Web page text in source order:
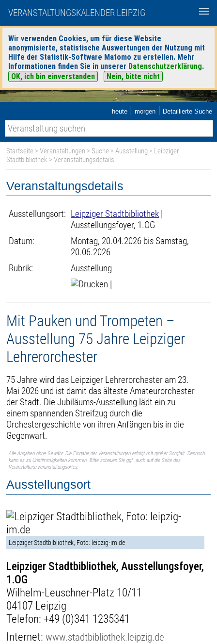
VERANSTALTUNGSKALENDER LEIPZIG
Wir verwenden Cookies, um für diese Website
anonymisierte, statistische Auswertungen der Nutzung mit
Hilfe der Statistik-Software Matomo zu erstellen. Mehr
Informationen finden Sie in unserer Datenschutzerklärung.
OK, ich bin einverstanden
Nein, bitte nicht
heute | morgen | Detaillierte Suche
Startseite >Veranstaltungen > Suche >Ausstellung > Leipziger
Stadtbibliothek > Veranstaltungsdetails
Veranstaltungsdetails
Ausstellungsort: Leipziger Stadtbibliothek |
Ausstellungsfoyer, 1.OG
Datum:
Montag, 20.04.2026 bis Samstag,
20.06.2026
Rubrik:
Ausstellung
|
Mit Pauken und Trompeten –
Ausstellung 75 Jahre Leipziger
Lehrerorchester
75 Jahre wird das Leipziger Lehrerorchester am 23.
Mai 2026 und ist damit das älteste Amateurorchester
der Stadt. Die Jubiläums-Ausstellung lädt ein zu
einem spannenden Streifzug durch die
Orchestergeschichte von ihren Anfängen bis in die
Gegenwart.
Alle Angaben ohne Gewähr. Die Eingabe der Veranstaltungen erfolgt mit großer Sorgfalt. Dennoch
kann es zu Unstimmigkeiten kommen. Bitte schauen Sie ggf. auch auf die Seite des
Veranstalters/Veranstaltungsortes.
Ausstellungsort
Leipziger Stadtbibliothek, Foto: leipzig-im.de
Leipziger Stadtbibliothek, Ausstellungsfoyer,
1.OG
Wilhelm-Leuschner-Platz 10/11
04107 Leipzig
Telefon: +49 (0)341 1235341
Internet:www.stadtbibliothek.leipzig.de